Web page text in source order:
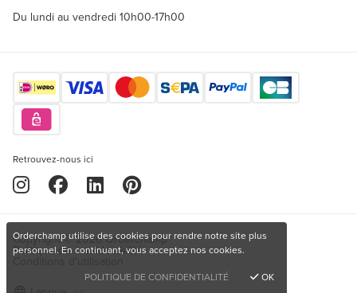
Du lundi au vendredi 10h00-17h00
Retrouvez-nous ici
Copyright © 2026 Orderchamp
Politique de confidentialité
Orderchamp utilise des cookies pour rendre notre site plus
personnel. En continuant, vous acceptez nos cookies.
POLITIQUE DE CONFIDENTIALITÉ
OK